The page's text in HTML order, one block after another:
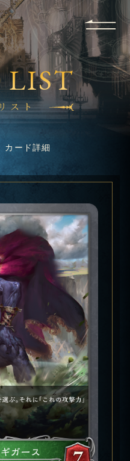
FOR
APPLICATION
LIST
スト
カード詳細